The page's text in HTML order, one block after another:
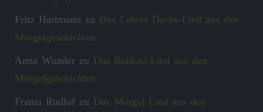
Fritz Hartmann zu Das Lehrer Dachs-Lied aus den
Morgelgeschichten
Anna Wunder zu Das Rehkitz-Lied aus den
Morgelgeschichten
Franzi Rudlof zu Das Morgel-Lied aus den